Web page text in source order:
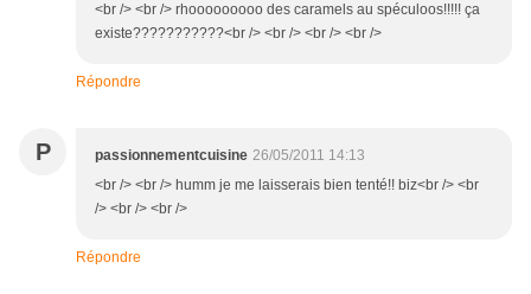
<br /> <br /> rhooooooooo des caramels au spéculoos!!!!! ça
existe???????????<br /> <br /> <br /> <br />
Répondre
P passionnementcuisine 26/05/2011 14:13
<br /> <br /> humm je me laisserais bien tenté!! biz<br /> <br
/> <br /> <br />
Répondre